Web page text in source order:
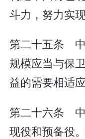
斗力，努力实
第二十五条
规模应当与保
益的需要相适应
第二十六条
现役和预备役